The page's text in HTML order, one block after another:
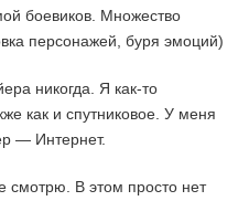
боевиков. Множество
персонажей, буря эмоций)
никогда. Я как-то
как и спутниковое. У меня
— Интернет.
смотрю. В этом просто нет